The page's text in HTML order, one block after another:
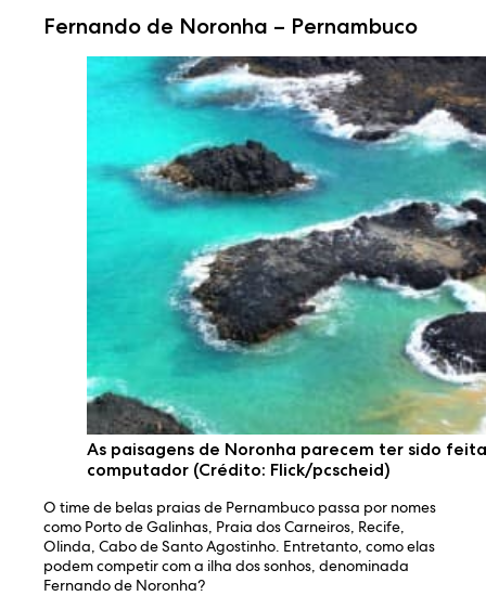
Fernando de Noronha – Pernambuco
As paisagens de Noronha parecem ter sido
computador (Crédito: Flick/pcscheid)
O time de belas praias de Pernambuco passa por nomes
como Porto de Galinhas, Praia dos Carneiros, Recife,
Olinda, Cabo de Santo Agostinho. Entretanto, como elas
podem competir com a ilha dos sonhos, denominada
Fernando de Noronha?